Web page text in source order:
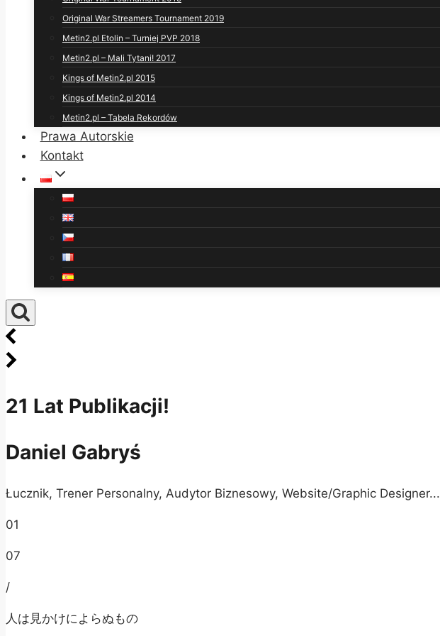
Original War Streamers Tournament 2019
Metin2.pl Etolin – Turniej PVP 2018
Metin2.pl – Mali Tytani! 2017
Kings of Metin2.pl 2015
Kings of Metin2.pl 2014
Metin2.pl – Tabela Rekordów
Prawa Autorskie
Kontakt
21 Lat Publikacji!
Daniel Gabryś
Łucznik, Trener Personalny, Audytor Biznesowy, Website/Graphic Designer...
01
07
/
人は見かけによらぬもの